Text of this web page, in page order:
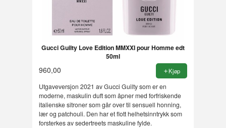
Gucci Guilty Love Edition MMXXI pour Homme edt
50ml
960,00 Kjøp
Utgaveversjon 2021 av Gucci Guilty som er en
moderne, maskulin duft som åpner med forfriskende
italienske sitroner som går over til sensuell honning,
lær og patchouli. Den har et flott helhetsinntrykk som
forsterkes av sedertreets maskuline fylde.